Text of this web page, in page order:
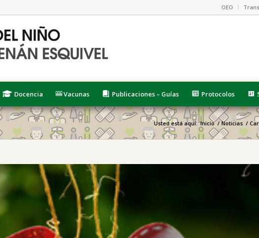
OEO
Docencia Vacunas Publicaciones – Guías Protocolos
Usted está aquí: Inicio / Noticias /